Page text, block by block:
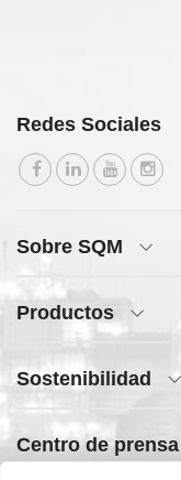
Redes Sociales
Sobre SQM
Productos
Sostenibilidad
Centro de prensa